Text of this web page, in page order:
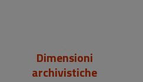
Dimensioni
archivistiche